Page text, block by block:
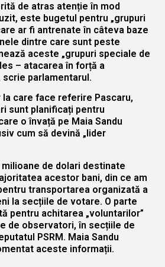
de atras atenție în mod
este bugetul pentru „grupuri
ar fi antrenate în câteva baze
dintre care sunt peste
aceste „grupuri speciale de
– atacarea în forță a
parlamentarul.
care face referire Pascaru,
sunt planificați pentru
o învață pe Maia Sandu
cum să devină „lider
de dolari destinate
acestor bani, din ce am
transportarea organizată a
la secțiile de votare. O parte
pentru achitarea „voluntarilor”
de observatori, în secțiile de
PSRM. Maia Sandu
aceste informații.